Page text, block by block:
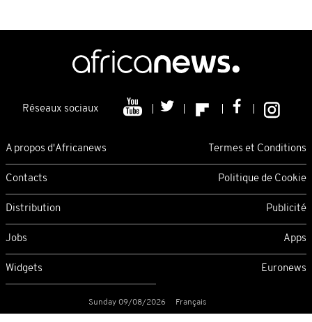
Réseaux sociaux
A propos d'Africanews Termes et Conditions
Contacts Politique de Cookie
Distribution Publicité
Jobs Apps
Widgets Euronews
Sunday 09/08/2026